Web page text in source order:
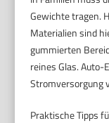
Gewichte tragen.
Materialien sind
gummierten
reines Glas.
Stromversorgung
Praktische Tipps